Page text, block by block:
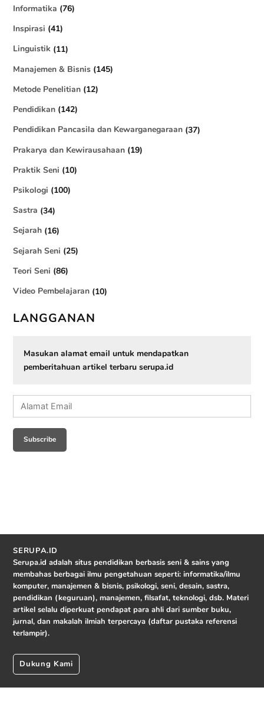
Informatika (76)
Inspirasi (41)
Linguistik (11)
Manajemen & Bisnis (145)
Metode Penelitian (12)
Pendidikan (142)
Pendidikan Pancasila dan Kewarganegaraan (37)
Prakarya dan Kewirausahaan (19)
Praktik Seni (10)
Psikologi (100)
Sastra (34)
Sejarah (16)
Sejarah Seni (25)
Teori Seni (86)
Video Pembelajaran (10)
LANGGANAN
Masukan alamat email untuk mendapatkan
pemberitahuan artikel terbaru serupa.id
Alamat
Email
Subscribe
SERUPA.ID
Serupa.id adalah situs pendidikan berbasis seni & sains yang
membahas berbagai ilmu pengetahuan seperti: informatika/ilmu
komputer, manajemen & bisnis, psikologi, seni, desain, sastra,
pendidikan (keguruan), manajemen, filsafat, teknologi, dsb. Materi
artikel selalu diperkuat pendapat para ahli dari sumber buku,
jurnal, dan makalah ilmiah terpercaya (daftar pustaka referensi
terlampir).
Dukung Kami